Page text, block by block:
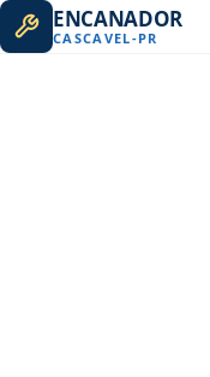
ENCANADOR
CASCAVEL-PR